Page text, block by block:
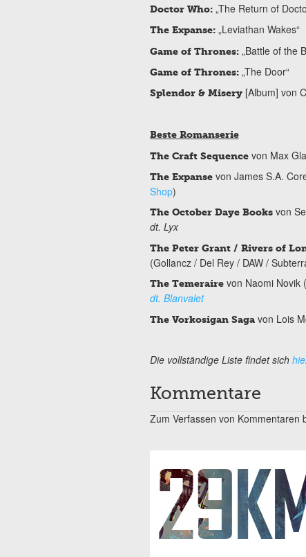
Doctor Who:„The Return of
The Expanse:„Leviathan Wakes“
Game of Thrones:„Battle of the
Game of Thrones:„The Door“
Splendor & Misery[Album] von
Beste Romanserie
The Craft Sequencevon Max
The Expansevon James S.A.
Shop)
The October Daye Booksvon
dt. Lyx
The Peter Grant / Rivers of
(Gollancz / Del Rey / DAW /
The Temerairevon Naomi Novik
dt. Blanvalet
The Vorkosigan Sagavon Lois
Die vollständige Liste findet sich
Kommentare
Zum Verfassen von Kommentaren